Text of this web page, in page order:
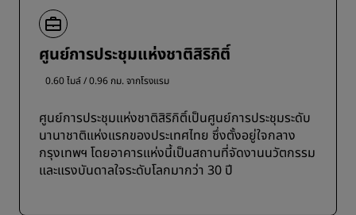
ศูนย์การประชุมแห่งชาติสิริกิติ์
0.60 ไมล์ / 0.96 กม. จากโรงแรม
ศูนย์การประชุมแห่งชาติสิริกิติ์เป็นศูนย์การประชุมระดับ
นานาชาติแห่งแรกของประเทศไทย ซึ่งตั้งอยู่ใจกลาง
กรุงเทพฯ โดยอาคารแห่งนี้เป็นสถานที่จัดงานนวัตกรรม
และแรงบันดาลใจระดับโลกมากว่า 30 ปี